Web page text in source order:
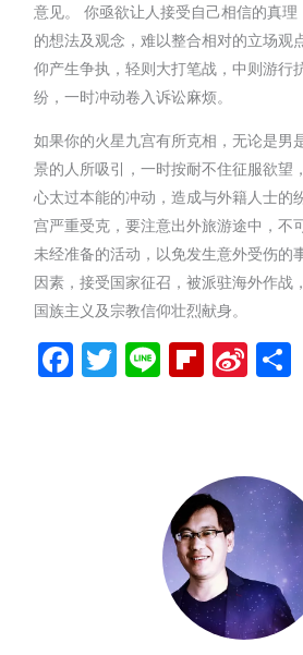
意见。 你亟欲让人接受自己相信的真
的想法及观念，难以整合相对的立场观
仰产生争执，轻则大打笔战，中则游行
纷，一时冲动卷入诉讼麻烦。
如果你的火星九宫有所克相，无论是男
景的人所吸引，一时按耐不住征服欲望
心太过本能的冲动，造成与外籍人士的
宫严重受克，要注意出外旅游途中，不
未经准备的活动，以免发生意外受伤的
因素，接受国家征召，被派驻海外作战
国族主义及宗教信仰壮烈献身。
Facebook
Twitter
Line
Sina